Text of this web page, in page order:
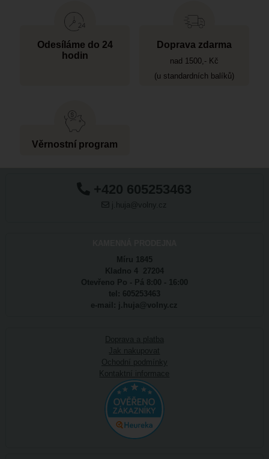
Odesíláme do 24
hodin
Doprava zdarma
nad 1500,- Kč
(u standardních balíků)
Věrnostní program
+420 605253463
j.huja@volny.cz
Míru 1845
Kladno 4 27204
Otevřeno Po - Pá 8:00 - 16:00
tel: 605253463
e-mail: j.huja@volny.cz
Doprava a platba
Jak nakupovat
Ochodní podmínky
Kontaktní informace